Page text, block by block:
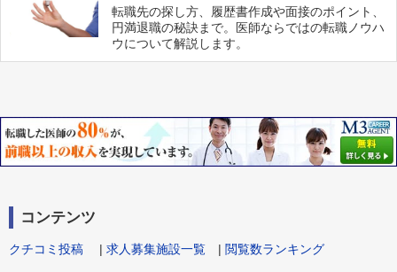
転職先の探し方、履歴書作成や面接のポイント、
円満退職の秘訣まで。医師ならではの転職ノウハ
ウについて解説します。
コンテンツ
クチコミ投稿 | 求人募集施設一覧 | 閲覧数ランキング